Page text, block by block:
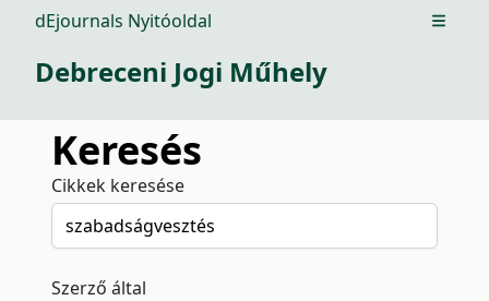
dEjournals Nyitóoldal Open
Debreceni Jogi Műhely
Keresés
Cikkek keresése
Szerző által